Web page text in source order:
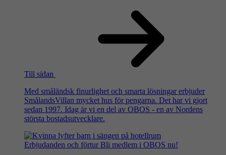
Till sidan
Med småländsk finurlighet och smarta lösningar erbjuder
SmålandsVillan mycket hus för pengarna. Det har vi gjort
sedan 1997. Idag är vi en del av OBOS - en av Nordens
största bostadsutvecklare.
Erbjudanden och förtur Bli medlem i OBOS nu!